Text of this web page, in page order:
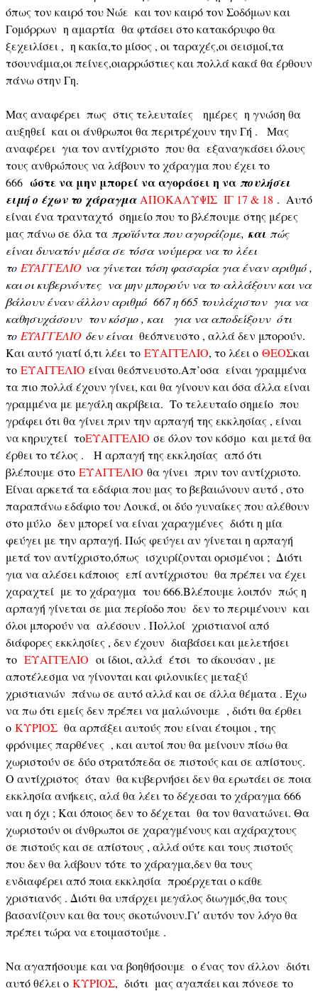
όπως τον καιρό του Νώε και τον καιρό τον Σοδόμων και
Γομόρρων η αμαρτία θα φτάσει στο κατακόρυφο θα
ξεχειλίσει , η κακία,το μίσος , οι ταραχές,οι σεισμοί,τα
τσουνάμια,οι πείνες,οιαρρώστιες και πολλά κακά θα έρθουν
πάνω στην Γη.
Μας αναφέρει πως στις τελευταίες ημέρες η γνώση θα
αυξηθεί και οι άνθρωποι θα περιτρέχουν την Γή . Μας
αναφέρει για τον αντίχριστο που θα εξαναγκάσει όλους
τους ανθρώπους να λάβουν το χάραγμα που έχει το
666 ώστε να μην μπορεί να αγοράσει η να πουλήσει
ειμή ο έχων το χάραγμα ΑΠΟΚΑΛΥΨΙΣ ΙΓ 17 & 18 . Αυτό
είναι ένα τρανταχτό σημείο που το βλέπουμε στης μέρες
μας πάνω σε όλα τα προϊόντα που αγοράζομε, και πώς
είναι δυνατόν μέσα σε τόσα νούμερα να το λέει
το ΕΥΑΓΓΕΛΙΟ να γίνεται τόση φασαρία για έναν αριθμό ,
και οι κυβερνόντες να μην μπορούν να το αλλάξουν και να
βάλουν έναν άλλον αριθμό 667 η 665 τουλάχιστον για να
καθησυχάσουν τον κόσμο , και για να αποδείξουν ότι
το ΕΥΑΓΓΕΛΙΟ δεν είναι θεόπνευστο , αλλά δεν μπορούν.
Και αυτό γιατί ό,τι λέει το ΕΥΑΓΓΕΛΙΟ, το λέει ο ΘΕΟΣκαι
το ΕΥΑΓΓΕΛΙΟ είναι θεόπνευστο.Απ’οσα είναι γραμμένα
τα πιο πολλά έχουν γίνει, και θα γίνουν και όσα άλλα είναι
γραμμένα με μεγάλη ακρίβεια. Το τελευταίο σημείο που
γράφει ότι θα γίνει πριν την αρπαγή της εκκλησίας , είναι
να κηρυχτεί τοΕΥΑΓΓΕΛΙΟ σε όλον τον κόσμο και μετά θα
έρθει το τέλος . Η αρπαγή της εκκλησίας από ότι
βλέπουμε στο ΕΥΑΓΓΕΛΙΟ θα γίνει πριν τον αντίχριστο.
Είναι αρκετά τα εδάφια που μας το βεβαιώνουν αυτό , στο
παραπάνω εδάφιο του Λουκά, οι δύο γυναίκες που αλέθουν
στο μύλο δεν μπορεί να είναι χαραγμένες διότι η μία
φεύγει με την αρπαγή. Πώς φεύγει αν γίνεται η αρπαγή
μετά τον αντίχριστο,όπως ισχυρίζονται ορισμένοι ; Διότι
για να αλέσει κάποιος επί αντίχριστου θα πρέπει να έχει
χαραχτεί με το χάραγμα του 666.Βλέπουμε λοιπόν πώς η
αρπαγή γίνεται σε μια περίοδο που δεν το περιμένουν και
όλοι μπορούν να αλέσουν . Πολλοί χριστιανοί από
διάφορες εκκλησίες , δεν έχουν διαβάσει και μελετήσει
το ΕΥΑΓΓΕΛΙΟ οι ίδιοι, αλλά έτσι το άκουσαν , με
αποτέλεσμα να γίνονται και φιλονικίες μεταξύ
χριστιανών πάνω σε αυτό αλλά και σε άλλα θέματα . Έχω
να πω ότι εμείς δεν πρέπει να μαλώνουμε , διότι θα έρθει
ο ΚΥΡΙΟΣ θα αρπάξει αυτούς που είναι έτοιμοι , της
φρόνιμες παρθένες , και αυτοί που θα μείνουν πίσω θα
χωριστούν σε δύο στρατόπεδα σε πιστούς και σε απίστους.
Ο αντίχριστος όταν θα κυβερνήσει δεν θα ερωτάει σε ποια
εκκλησία ανήκεις, αλά θα λέει το δέχεσαι το χάραγμα 666
ναι η όχι ; Και όποιος δεν το δέχεται θα τον θανατώνει. Θα
χωριστούν οι άνθρωποι σε χαραγμένους και αχάραχτους
σε πιστούς και σε απίστους , αλλά ούτε και τους πιστούς
που δεν θα λάβουν τότε το χάραγμα,δεν θα τους
ενδιαφέρει από ποια εκκλησία προέρχεται ο κάθε
χριστιανός . Διότι θα υπάρχει μεγάλος διωγμός,θα τους
βασανίζουν και θα τους σκοτώνουν.Γι′ αυτόν τον λόγο θα
πρέπει τώρα να ετοιμαστούμε .
Να αγαπήσουμε και να βοηθήσουμε ο ένας τον άλλον διότι
αυτό θέλει ο ΚΥΡΙΟΣ, διότι μας αγαπάει και πόνεσε το